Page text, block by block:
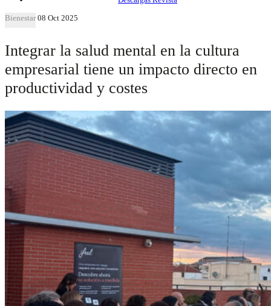
Bienestar 08 Oct 2025
Integrar la salud mental en la cultura
empresarial tiene un impacto directo en
productividad y costes